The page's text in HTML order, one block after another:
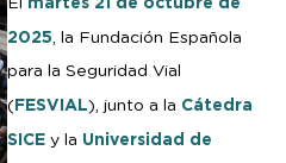
El
2025, la Fundación Española
para la Seguridad Vial
(FESVIAL), junto a la Cátedra
SICE y la Universidad de